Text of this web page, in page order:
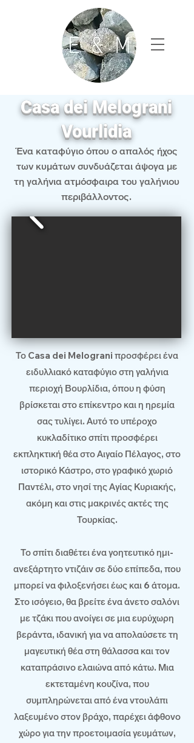
Casa dei Melograni
Vourlidia
Ένα καταφύγιο όπου ο απαλός ήχος
των κυμάτων συνδυάζεται άψογα με
τη γαλήνια ατμόσφαιρα του γαλήνιου
περιβάλλοντος.
Το Casa dei Melograni προσφέρει ένα
ειδυλλιακό καταφύγιο στη γαλήνια
περιοχή Βουρλίδια, όπου η φύση
βρίσκεται στο επίκεντρο και η ηρεμία
σας τυλίγει. Αυτό το υπέροχο
κυκλαδίτικο σπίτι προσφέρει
εκπληκτική θέα στο Αιγαίο Πέλαγος, στο
ιστορικό Κάστρο, στο γραφικό χωριό
Παντέλι, στο νησί της Αγίας Κυριακής,
ακόμη και στις μακρινές ακτές της
Τουρκίας.
Το σπίτι διαθέτει ένα γοητευτικό ημι-
ανεξάρτητο ντιζάιν σε δύο επίπεδα, που
μπορεί να φιλοξενήσει έως και 6 άτομα.
Στο ισόγειο, θα βρείτε ένα άνετο σαλόνι
με τζάκι που ανοίγει σε μια ευρύχωρη
βεράντα, ιδανική για να απολαύσετε τη
μαγευτική θέα στη θάλασσα και τον
καταπράσινο ελαιώνα από κάτω. Μια
εκτεταμένη κουζίνα, που
συμπληρώνεται από ένα ντουλάπι
λαξευμένο στον βράχο, παρέχει άφθονο
χώρο για την προετοιμασία γευμάτων,